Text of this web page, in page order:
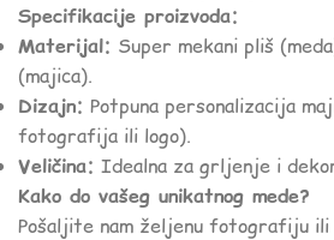
Specifikacije proizvoda:
Materijal: Super mekani pliš
(majica).
Dizajn: Potpuna personalizacija
fotografija ili logo).
Veličina: Idealna za grljenje i
Kako do vašeg unikatnog mede?
Pošaljite nam željenu fotografiju